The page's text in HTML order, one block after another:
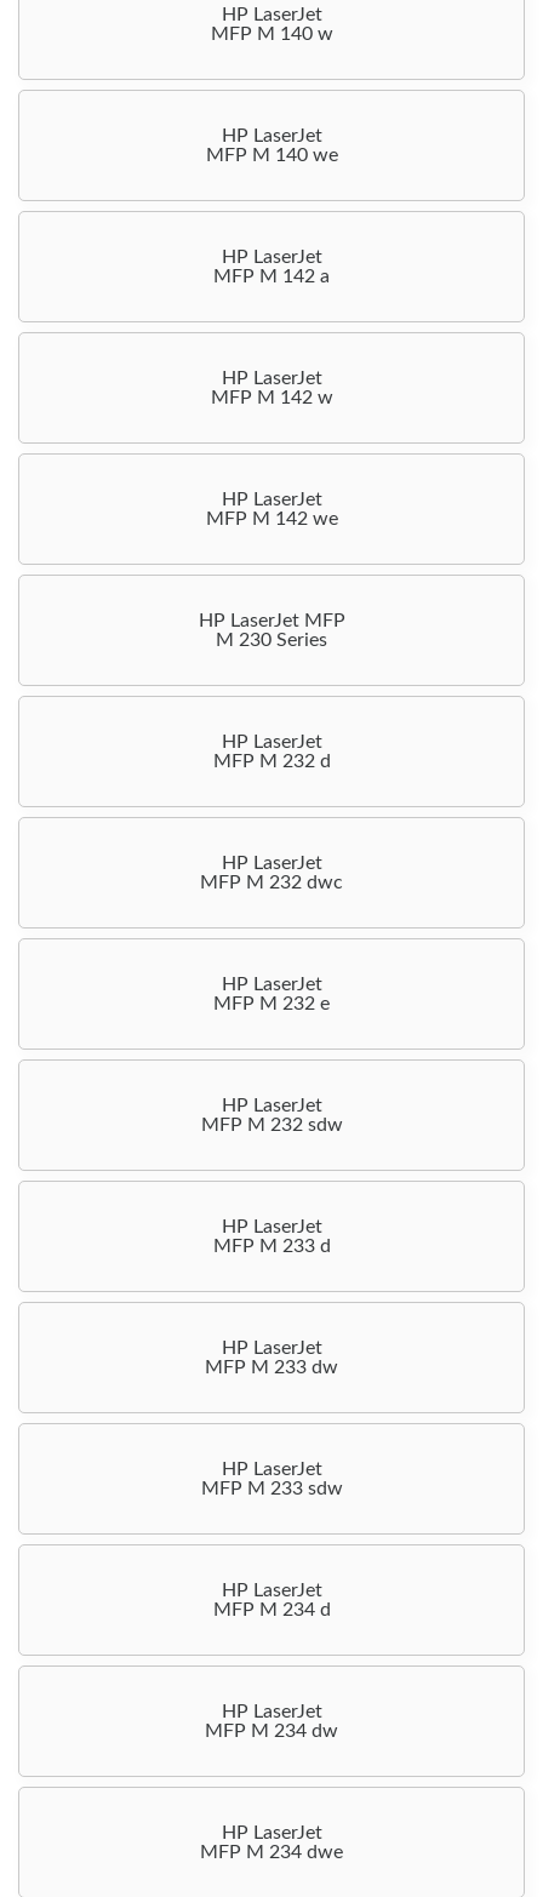
HP LaserJet
MFP M 140 w
HP LaserJet
MFP M 140 we
HP LaserJet
MFP M 142 a
HP LaserJet
MFP M 142 w
HP LaserJet
MFP M 142 we
HP LaserJet MFP
M 230 Series
HP LaserJet
MFP M 232 d
HP LaserJet
MFP M 232 dwc
HP LaserJet
MFP M 232 e
HP LaserJet
MFP M 232 sdw
HP LaserJet
MFP M 233 d
HP LaserJet
MFP M 233 dw
HP LaserJet
MFP M 233 sdw
HP LaserJet
MFP M 234 d
HP LaserJet
MFP M 234 dw
HP LaserJet
MFP M 234 dwe